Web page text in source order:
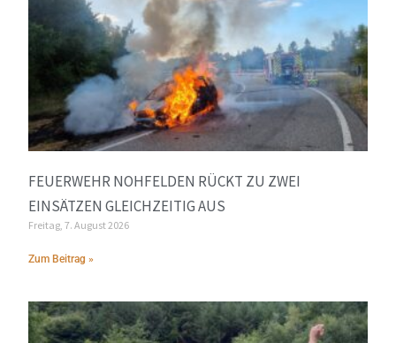
FEUERWEHR NOHFELDEN RÜCKT ZU ZWEI
EINSÄTZEN GLEICHZEITIG AUS
Freitag, 7. August 2026
Zum Beitrag »